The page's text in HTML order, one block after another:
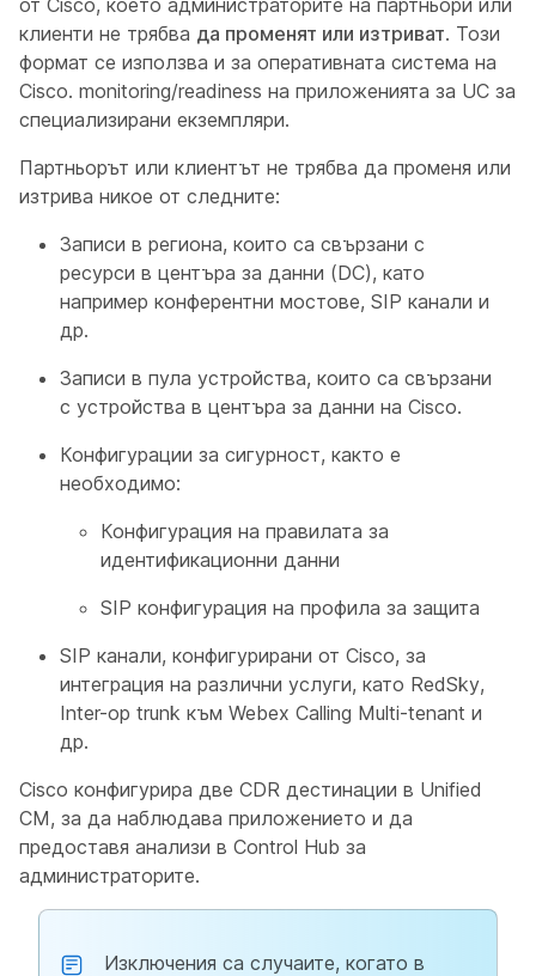
от Cisco, което администраторите на партньори или
клиенти не трябва да променят или изтриват. Този
формат се използва и за оперативната система на
Cisco. monitoring/readiness на приложенията за UC за
специализирани екземпляри.
Партньорът или клиентът не трябва да променя или
изтрива никое от следните:
Записи в региона, които са свързани с
ресурси в центъра за данни (DC), като
например конферентни мостове, SIP канали и
др.
Записи в пула устройства, които са свързани
с устройства в центъра за данни на Cisco.
Конфигурации за сигурност, както е
необходимо:
Конфигурация на правилата за
идентификационни данни
SIP конфигурация на профила за защита
SIP канали, конфигурирани от Cisco, за
интеграция на различни услуги, като RedSky,
Inter-op trunk към Webex Calling Multi-tenant и
др.
Cisco конфигурира две CDR дестинации в Unified
CM, за да наблюдава приложението и да
предоставя анализи в Control Hub за
администраторите.
Изключения са случаите, когато в